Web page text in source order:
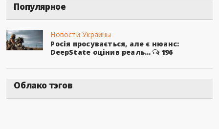
Популярное
Новости Украины
Росія просувається, але є нюанс:
DeepState оцінив реаль...
196
Облако тэгов